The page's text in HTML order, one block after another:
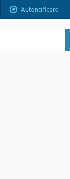
Autentificare